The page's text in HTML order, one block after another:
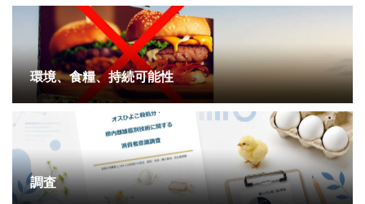
環境、食糧、持続可能性
調査